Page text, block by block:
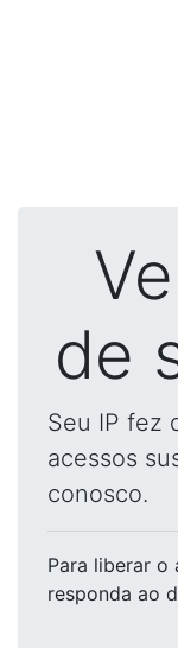
de
Seu IP fez
acessos
conosco.
Para liberar o
responda ao